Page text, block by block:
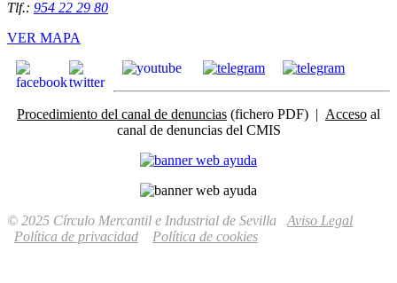
Tlf.: 954 22 29 80
VER MAPA
Procedimiento del canal de denuncias (fichero PDF) | Acceso al
canal de denuncias del CMIS
© 2025 Círculo Mercantil e Industrial de Sevilla Aviso Legal
Política de privacidad
Política de cookies